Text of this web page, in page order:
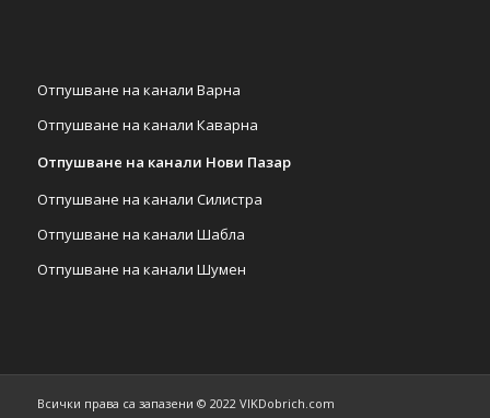
Отпушване на канали Варна
Отпушване на канали Каварна
Отпушване на канали Нови Пазар
Отпушване на канали Силистра
Отпушване на канали Шабла
Отпушване на канали Шумен
Всички права са запазени © 2022 VIKDobrich.com